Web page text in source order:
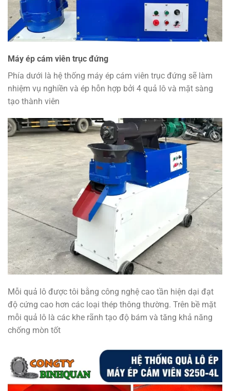
Máy ép cám viên trục đứng
Phía dưới là hệ thống máy ép cám viên trục đứng sẽ làm
nhiệm vụ nghiền và ép hỗn hợp bởi 4 quả lô và mặt sàng
tạo thành viên
Mỗi quả lô được tôi bằng công nghệ cao tần hiện dại đạt
độ cứng cao hơn các loại thép thông thường. Trên bề mặt
mỗi quả lô là các khe rãnh tạo độ bám và tăng khả năng
chống mòn tốt